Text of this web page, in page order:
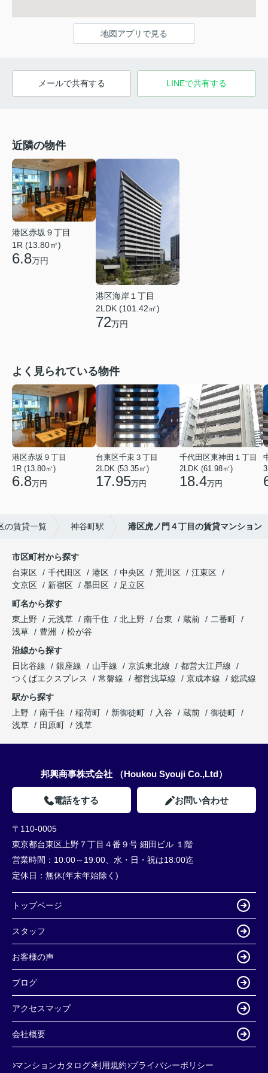
地図アプリで見る
メールで共有する LINEで共有する
近隣の物件
港区赤坂９丁目
1R (13.80㎡)
6.8万円
港区海岸１丁目
2LDK (101.42㎡)
72万円
よく見られている物件
港区赤坂９丁目
1R (13.80㎡)
6.8万円
台東区千束３丁目
2LDK (53.35㎡)
17.95万円
千代田区東神田１丁目
2LDK (61.98㎡)
18.4万円
の賃貸一覧 神谷町駅 港区虎ノ門４丁目の賃貸マンション
市区町村から探す
台東区
千代田区 港区 中央区 荒川区
江東区
文京区
新宿区 墨田区
足立区
町名から探す
東上野
元浅草 南千住 北上野 台東 蔵前
二番町
浅草
豊洲
松が谷
沿線から探す
日比谷線
銀座線 山手線 京浜東北線
都営大江戸線
つくばエクスプレス
常磐線 都営浅草線 京成本線
総武線
駅から探す
上野
南千住 稲荷町 新御徒町 入谷 蔵前
御徒町
浅草
田原町 浅草
邦興商事株式会社 （Houkou Syouji Co.,Ltd）
電話をする お問い合わせ
〒110-0005
東京都台東区上野７丁目４番９号 細田ビル １階
営業時間： 10:00～19:00、水・日・祝は18:00迄
定休日： 無休(年末年始除く)
トップページ
スタッフ
お客様の声
ブログ
アクセスマップ
会社概要
マンションカタログ 利用規約 プライバシーポリシー